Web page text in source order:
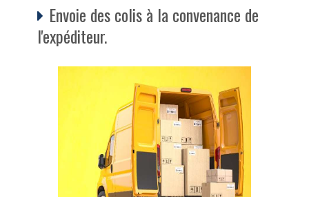
Envoie des colis à la convenance de
l'expéditeur.